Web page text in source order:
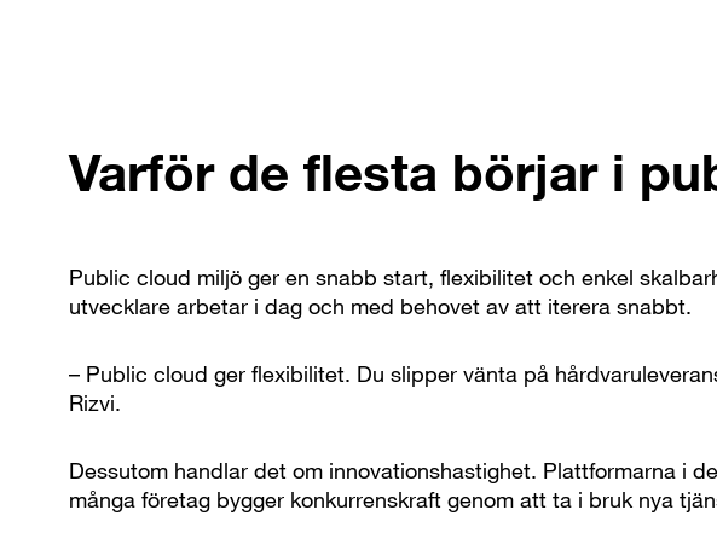
Varför de flesta börjar i
Public cloud miljö ger en snabb start, flexibilitet och enkel
utvecklare arbetar i dag och med behovet av att iterera snabbt.
– Public cloud ger flexibilitet. Du slipper vänta på
Rizvi.
Dessutom handlar det om innovationshastighet. Plattformarna i
många företag bygger konkurrenskraft genom att ta i bruk nya